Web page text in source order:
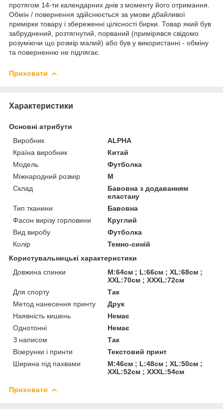
протягом 14-ти календарних днів з моменту його отримання.
Обмін / повернення здійснюється за умови дбайливої
примірки товару і збереженні цілісності бирки. Товар який був
забруднений, розтягнутий, порваний (примірявся свідомо
розуміючи що розмір малий) або був у використанні - обміну
та поверненню не підлягає.
Приховати
Характеристики
Основні атрибути
Виробник
ALPHA
Країна виробник
Китай
Модель
Футболка
Міжнародний розмір
M
Склад
Бавовна з додаванням
еластану
Тип тканини
Бавовна
Фасон вирізу горловини
Круглий
Вид виробу
Футболка
Колір
Темно-синій
Користувальницькі характеристики
Довжина спинки
M:64см ; L:66см ; XL:68см ;
XXL:70см ; XXXL:72см
Для спорту
Так
Метод нанесення принту
Друк
Наявність кишень
Немає
Однотонні
Немає
З написом
Так
Візерунки і принти
Текстовий принт
Ширина під пахвами
M:46см ; L:48см ; XL:50см ;
XXL:52см ; XXXL:54см
Приховати